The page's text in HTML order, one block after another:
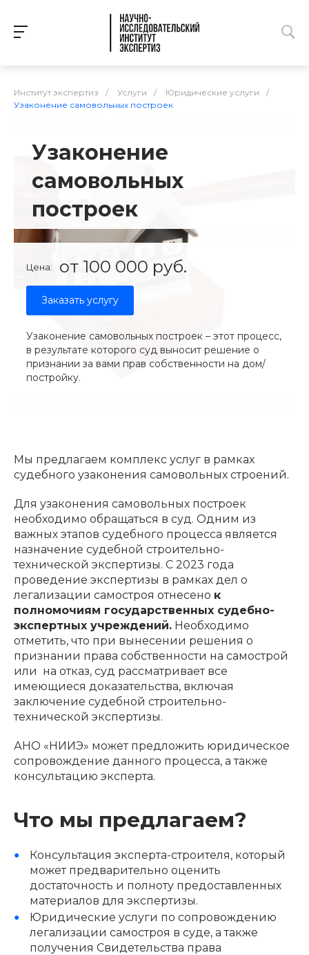
Институт экспертиз / Услуги / Юридические услуги
/
Узаконение самовольных построек
Узаконение
самовольных
построек
Цена: от 100 000 руб.
Заказать услугу
Узаконение самовольных построек – этот процесс,
в результате которого суд выносит решение о
признании за вами прав собственности на дом/
постройку.
Мы предлагаем комплекс услуг в рамках
судебного узаконения самовольных строений.
Для узаконения самовольных построек
необходимо обращаться в суд. Одним из
важных этапов судебного процесса является
назначение судебной строительно-
технической экспертизы. С 2023 года
проведение экспертизы в рамках дел о
легализации самостроя отнесено к
полномочиям государственных судебно-
экспертных учреждений. Необходимо
отметить, что при вынесении решения о
признании права собственности на самострой
или на отказ, суд рассматривает все
имеющиеся доказательства, включая
заключение судебной строительно-
технической экспертизы.
АНО «НИИЭ» может предложить юридическое
сопровождение данного процесса, а также
консультацию эксперта.
Что мы предлагаем?
Консультация эксперта-строителя, который
может предварительно оценить
достаточность и полноту предоставленных
материалов для экспертизы.
Юридические услуги по сопровождению
легализации самостроя в суде, а также
получения Свидетельства права